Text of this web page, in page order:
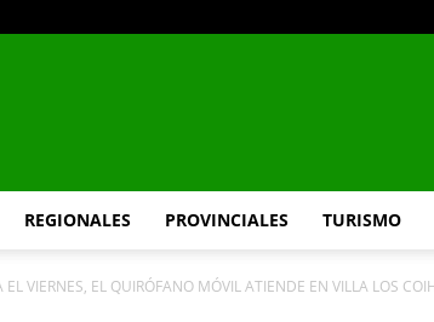
REGIONALES PROVINCIALES TURISMO
EL VIERNES, EL QUIRÓFANO MÓVIL ATIENDE EN VILLA LOS